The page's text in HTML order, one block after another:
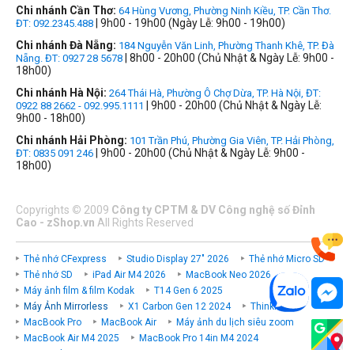
Chi nhánh Cần Thơ: 64 Hùng Vương, Phường Ninh Kiều, TP. Cần Thơ.
ĐT: 092.2345.488 | 9h00 - 19h00 (Ngày Lễ: 9h00 - 19h00)
Chi nhánh Đà Nẵng: 184 Nguyễn Văn Linh, Phường Thanh Khê, TP. Đà
Nẵng. ĐT: 0927 28 5678 | 8h00 - 20h00 (Chủ Nhật & Ngày Lễ: 9h00 -
18h00)
Chi nhánh Hà Nội: 264 Thái Hà, Phường Ô Chợ Dừa, TP. Hà Nội, ĐT:
0922 88 2662 - 092.995.1111
| 9h00 - 20h00 (Chủ Nhật & Ngày Lễ:
9h00 - 18h00)
Chi nhánh Hải Phòng: 101 Trần Phú, Phường Gia Viên, TP. Hải Phòng,
ĐT: 0835 091 246 | 9h00 - 20h00 (Chủ Nhật & Ngày Lễ: 9h00 -
18h00)
Copyrights © 2009 Công ty CPTM & DV Công nghệ số Đỉnh
Cao - zShop.vn All Rights Reserved
Thẻ nhớ CFexpress Studio Display 27" 2026
Thẻ nhớ Micro SD
Thẻ nhớ SD
iPad Air M4 2026
MacBook Neo 2026
Máy ảnh film & film Kodak
T14 Gen 6 2025
Máy Ảnh Mirrorless
X1 Carbon Gen 12 2024
ThinkPad P
MacBook Pro
MacBook Air
Máy ảnh du lịch siêu zoom
MacBook Air M4 2025
MacBook Pro 14in M4 2024